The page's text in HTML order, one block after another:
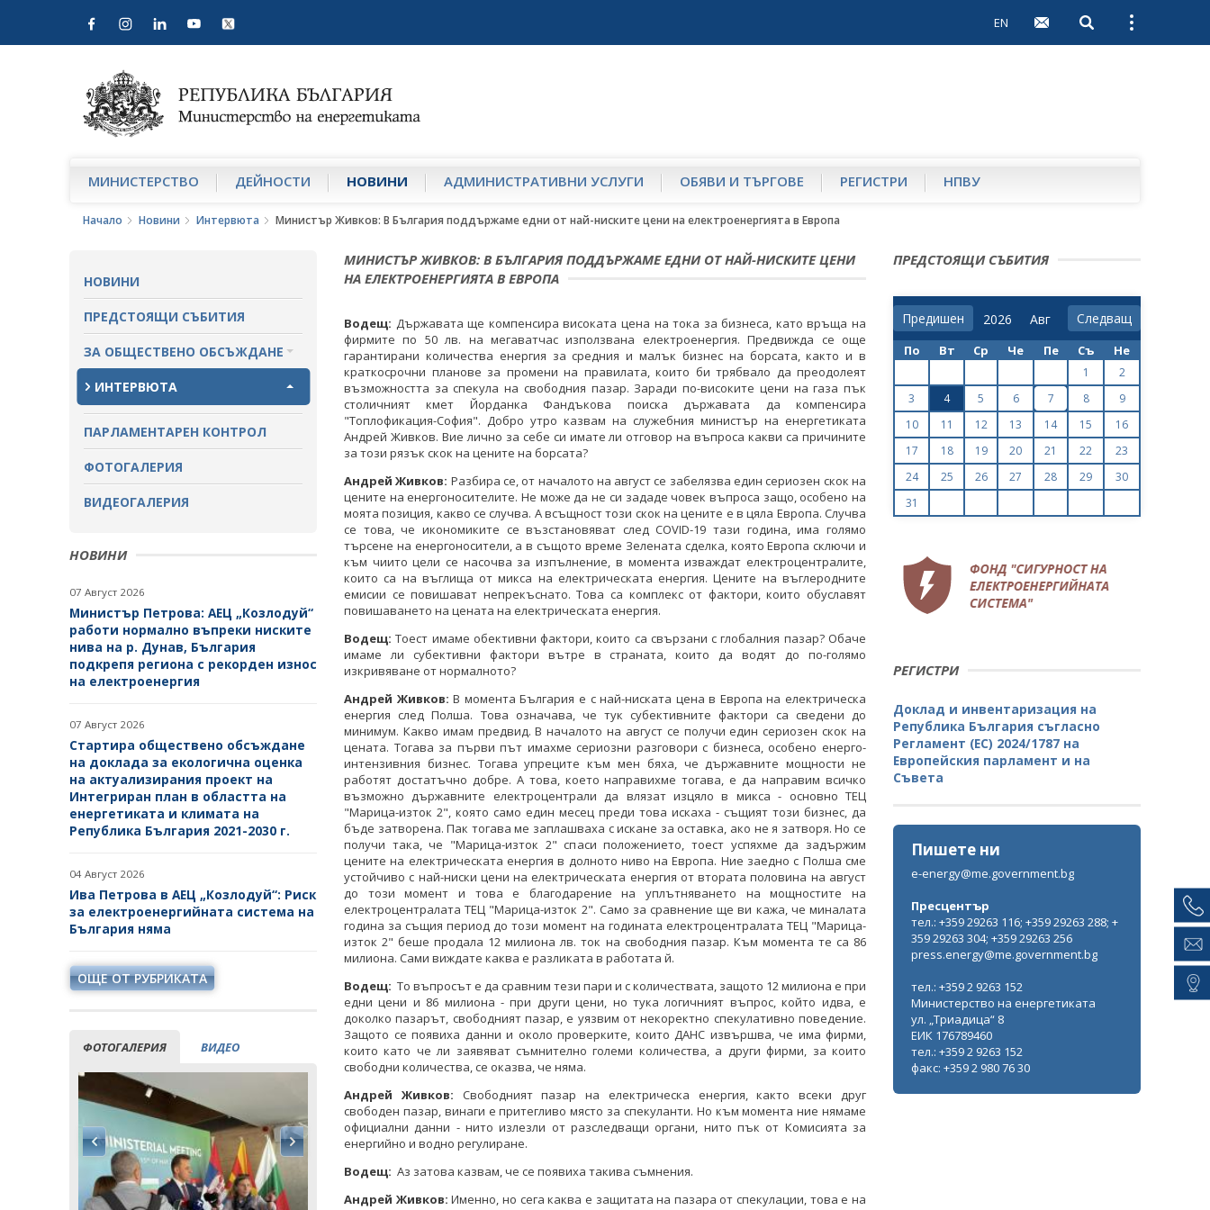
EN Open search
Open
МИНИСТЕРСТВО ДЕЙНОСТИ НОВИНИ АДМИНИСТРАТИВНИ УСЛУГИ ОБЯВИ И ТЪРГОВЕ РЕГИСТРИ НПВУ
Начало Новини Интервюта Министър Живков: В България поддържаме едни от най-ниските цени на електроенергията в Европа
НОВИНИ
ПРЕДСТОЯЩИ СЪБИТИЯ
ЗА ОБЩЕСТВЕНО ОБСЪЖДАНЕ
ПРОЕКТИ ЗА ОБЩЕСТВЕНО
ОБСЪЖДАНЕ
ЗАВЪРШИЛИ ПРОЦЕДУРИ ЗА
ОБЩЕСТВЕНО ОБСЪЖДАНЕ
ИНТЕРВЮТА
ПАРЛАМЕНТАРЕН КОНТРОЛ
ФОТОГАЛЕРИЯ
ВИДЕОГАЛЕРИЯ
НОВИНИ
07 Август 2026
Министър Петрова: АЕЦ „Козлодуй“
работи нормално въпреки ниските
нива на р. Дунав, България
подкрепя региона с рекорден износ
на електроенергия
07 Август 2026
Стартира обществено обсъждане
на доклада за екологична оценка
на актуализирания проект на
Интегриран план в областта на
енергетиката и климата на
Република България 2021-2030 г.
04 Август 2026
Ива Петрова в АЕЦ „Козлодуй“: Риск
за електроенергийната система на
България няма
ОЩЕ ОТ РУБРИКАТА
ФОТОГАЛЕРИЯ ВИДЕО
МИНИСТЪР ЖИВКОВ: В БЪЛГАРИЯ ПОДДЪРЖАМЕ ЕДНИ ОТ НАЙ-НИСКИТЕ ЦЕНИ
НА ЕЛЕКТРОЕНЕРГИЯТА В ЕВРОПА
Водещ: Държавата ще компенсира високата цена на тока за бизнеса, като връща на
фирмите по 50 лв. на мегаватчас използвана електроенергия. Предвижда се още
гарантирани количества енергия за средния и малък бизнес на борсата, както и в
краткосрочни планове за промени на правилата, които би трябвало да преодолеят
възможността за спекула на свободния пазар. Заради по-високите цени на газа пък
столичният кмет Йорданка Фандъкова поиска държавата да компенсира
"Топлофикация-София". Добро утро казвам на служебния министър на енергетиката
Андрей Живков. Вие лично за себе си имате ли отговор на въпроса какви са причините
за този рязък скок на цените на борсата?
Андрей Живков: Разбира се, от началото на август се забелязва един сериозен скок на
цените на енергоносителите. Не може да не си зададе човек въпроса защо, особено на
моята позиция, какво се случва. А всъщност този скок на цените е в цяла Европа. Случва
се това, че икономиките се възстановяват след COVID-19 тази година, има голямо
търсене на енергоносители, а в същото време Зелената сделка, която Европа сключи и
към чиито цели се насочва за изпълнение, в момента изваждат електроцентралите,
които са на въглища от микса на електрическата енергия. Цените на въглеродните
емисии се повишават непрекъснато. Това са комплекс от фактори, които обуславят
повишаването на цената на електрическата енергия.
Водещ: Тоест имаме обективни фактори, които са свързани с глобалния пазар? Обаче
имаме ли субективни фактори вътре в страната, които да водят до по-голямо
изкривяване от нормалното?
Андрей Живков: В момента България е с най-ниската цена в Европа на електрическа
енергия след Полша. Това означава, че тук субективните фактори са сведени до
минимум. Какво имам предвид. В началото на август се получи един сериозен скок на
цената. Тогава за първи път имахме сериозни разговори с бизнеса, особено енерго-
интензивния бизнес. Тогава упреците към мен бяха, че държавните мощности не
работят достатъчно добре. А това, което направихме тогава, е да направим всичко
възможно държавните електроцентрали да влязат изцяло в микса - основно ТЕЦ
"Марица-изток 2", която само един месец преди това искаха - същият този бизнес, да
бъде затворена. Пак тогава ме заплашваха с искане за оставка, ако не я затворя. Но се
получи така, че "Марица-изток 2" спаси положението, тоест успяхме да задържим
цените на електрическата енергия в долното ниво на Европа. Ние заедно с Полша сме
устойчиво с най-ниски цени на електрическата енергия от втората половина на август
до този момент и това е благодарение на уплътняването на мощностите на
електроцентралата ТЕЦ "Марица-изток 2". Само за сравнение ще ви кажа, че миналата
година за същия период до този момент на годината електроцентралата ТЕЦ "Марица-
изток 2" беше продала 12 милиона лв. ток на свободния пазар. Към момента те са 86
милиона. Сами виждате каква е разликата в работата й.
Водещ: То въпросът е да сравним тези пари и с количествата, защото 12 милиона е при
едни цени и 86 милиона - при други цени, но тука логичният въпрос, който идва, е
доколко пазарът, свободният пазар, е уязвим от некоректно спекулативно поведение.
Защото се появиха данни и около проверките, които ДАНС извършва, че има фирми,
които като че ли заявяват съмнително големи количества, а други фирми, за които
свободни количества, се оказва, че няма.
Андрей Живков: Свободният пазар на електрическа енергия, както всеки друг
свободен пазар, винаги е притегливо място за спекуланти. Но към момента ние нямаме
официални данни - нито излезли от разследващи органи, нито пък от Комисията за
енергийно и водно регулиране.
Водещ: Аз затова казвам, че се появиха такива съмнения.
Андрей Живков: Именно, но сега каква е защитата на пазара от спекулации, това е на
ПРЕДСТОЯЩИ СЪБИТИЯ
Предишен Следващ
По Вт Ср Че Пе Съ Не
1
2
3
4 5 6 7 8
9
10
11 12 13 14 15
16
17
18 19 20 21 22
23
24
25 26 27 28 29
30
31
РЕГИСТРИ
Доклад и инвентаризация на
Република България съгласно
Регламент (ЕС) 2024/1787 на
Европейския парламент и на
Съвета
Пишете ни
e-energy@me.government.bg
Пресцентър
тел.: +359 29263 116; +359 29263 288; +
359 29263 304; +359 29263 256
press.energy@me.government.bg
тел.: +359 2 9263 152
Министерство на енергетиката
ул. „Триадица“ 8
ЕИК 176789460
тел.: +359 2 9263 152
факс: +359 2 980 76 30